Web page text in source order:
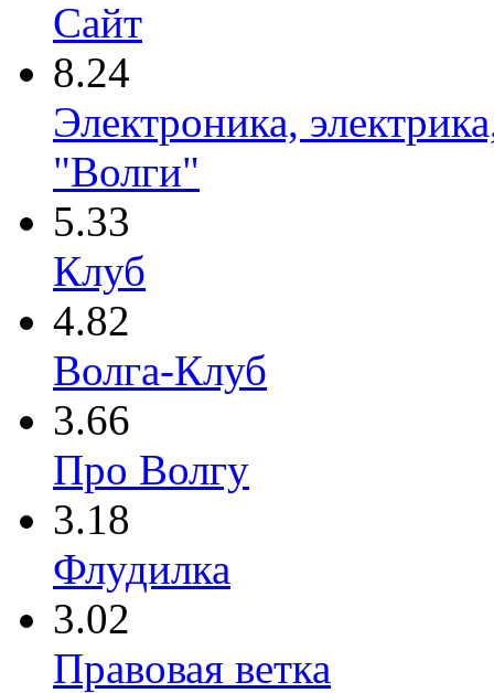
Сайт
8.24
Электроника,
"Волги"
5.33
Клуб
4.82
Волга-Клуб
3.66
Про Волгу
3.18
Флудилка
3.02
Правовая ветка